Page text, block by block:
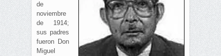
de
noviembre
de 1914;
sus padres
fueron Don
Miguel